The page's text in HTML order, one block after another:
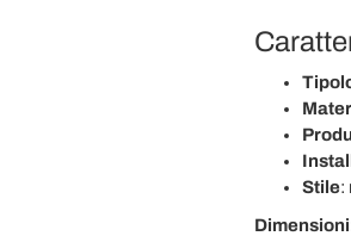
Stile:
Dimensioni